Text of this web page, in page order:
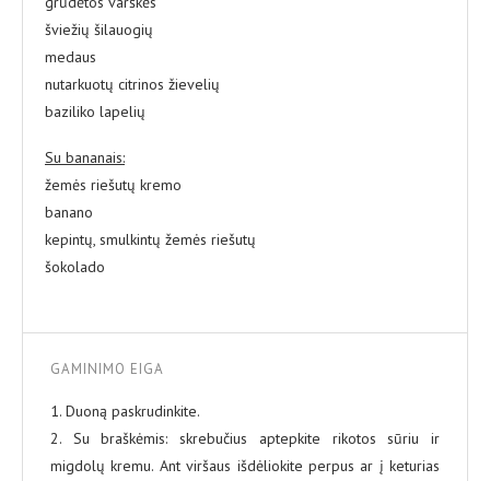
šviežių šilauogių
medaus
nutarkuotų citrinos žievelių
baziliko lapelių
Su bananais:
žemės riešutų kremo
banano
kepintų, smulkintų žemės riešutų
šokolado
GAMINIMO EIGA
1. Duoną paskrudinkite.
2. Su braškėmis: skrebučius aptepkite rikotos sūriu ir
migdolų kremu. Ant viršaus išdėliokite perpus ar į keturias